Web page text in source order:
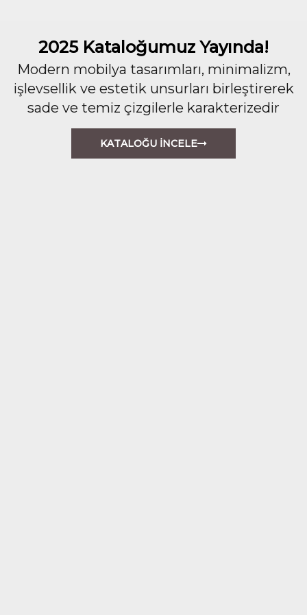
2025 Kataloğumuz Yayında!
Modern mobilya tasarımları, minimalizm,
işlevsellik ve estetik unsurları birleştirerek
sade ve temiz çizgilerle karakterizedir
KATALOĞU İNCELE